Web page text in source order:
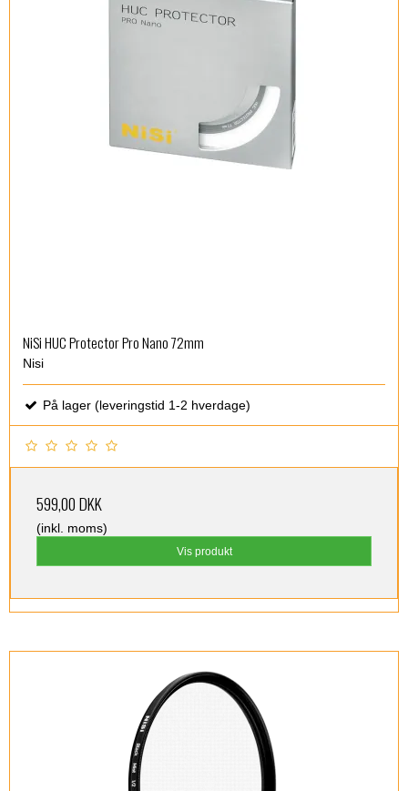
NiSi HUC Protector Pro Nano 72mm
Nisi
På lager (leveringstid 1-2 hverdage)
599,00 DKK
(inkl. moms)
Vis produkt